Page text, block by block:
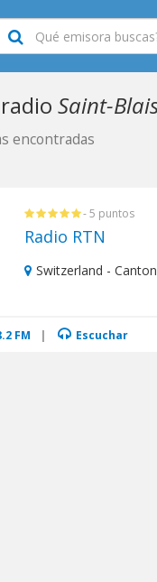
Saint-
encontradas
- 5 puntos
Radio RTN
Switzerland -
FM | Escuchar